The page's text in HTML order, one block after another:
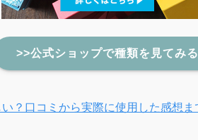
>>公式ショップで種類を見てみる
？口コミから実際に使用した感想